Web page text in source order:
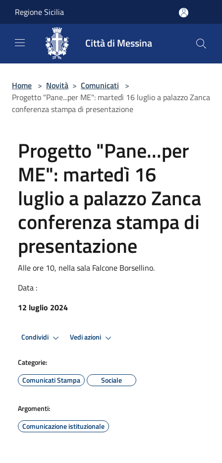
Regione Sicilia
Città di Messina
Home > Novità > Comunicati >
Progetto "Pane...per ME": martedì 16 luglio a palazzo Zanca
conferenza stampa di presentazione
Progetto "Pane...per
ME": martedì 16
luglio a palazzo Zanca
conferenza stampa di
presentazione
Alle ore 10, nella sala Falcone Borsellino.
Data :
12 luglio 2024
Condividi Vedi azioni
Categorie:
Comunicati Stampa
Sociale
Argomenti:
Comunicazione istituzionale